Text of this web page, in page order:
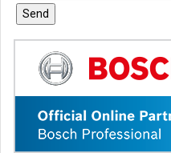
Send